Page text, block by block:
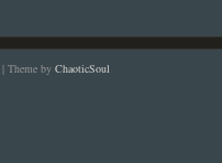
| Theme by ChaoticSoul